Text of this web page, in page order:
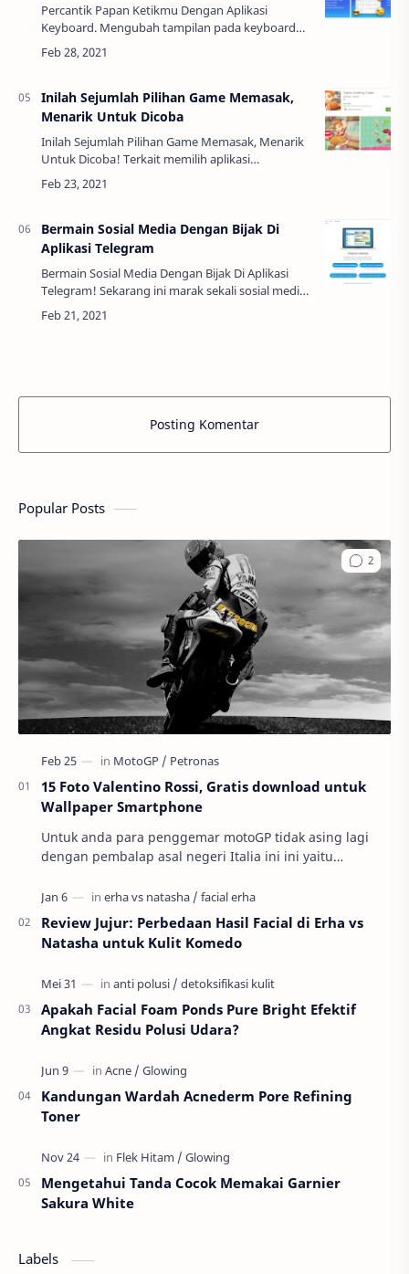
Percantik Papan Ketikmu Dengan Aplikasi
Keyboard. Mengubah tampilan pada keyboard
saat ini bukan lagi hal asing. Banyak anak muda
yang dengan mudahnya mengubah tampilan
Inilah Sejumlah Pilihan Game Memasak,
Menarik Untuk Dicoba
Inilah Sejumlah Pilihan Game Memasak, Menarik
Untuk Dicoba! Terkait memilih aplikasi
permainan atau game, tentu saja setiap orang
akan merasa dan juga memiliki alasan serta
Bermain Sosial Media Dengan Bijak Di
Aplikasi Telegram
Bermain Sosial Media Dengan Bijak Di Aplikasi
Telegram! Sekarang ini marak sekali sosial media
yang bisa digunakan oleh masyarakat luas. Mulai
dari aplikasi yang berniat menghibur,…
Posting Komentar
Popular Posts
15 Foto Valentino Rossi, Gratis download untuk
Wallpaper Smartphone
Untuk anda para penggemar motoGP tidak asing lagi
dengan pembalap asal negeri Italia ini ini yaitu
Review Jujur: Perbedaan Hasil Facial di Erha vs
Natasha untuk Kulit Komedo
Apakah Facial Foam Ponds Pure Bright Efektif
Angkat Residu Polusi Udara?
Kandungan Wardah Acnederm Pore Refining
Toner
Mengetahui Tanda Cocok Memakai Garnier
Sakura White
Labels